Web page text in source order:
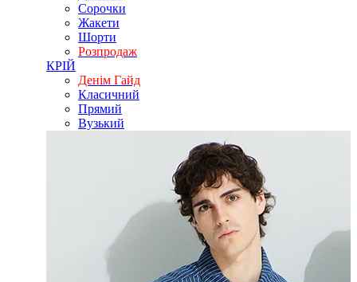
Сорочки
Жакети
Шорти
Розпродаж
КРІЙ
Денім Гайд
Класичний
Прямий
Вузький